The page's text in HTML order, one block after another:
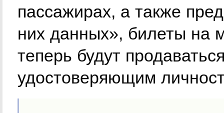
пассажирах, а также
них данных», билеты на
теперь будут
удостоверяющим